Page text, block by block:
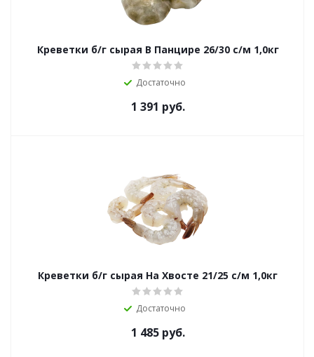
Креветки б/г сырая В Панцире 26/30 с/м 1,0кг
Достаточно
1 391 руб.
Креветки б/г сырая На Хвосте 21/25 с/м 1,0кг
Достаточно
1 485руб.